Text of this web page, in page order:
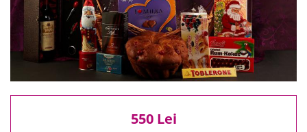
Selectii
Reduceri
Cele mai noi
Cele mai vandute
Cele mai votate
Cu video
550 Lei